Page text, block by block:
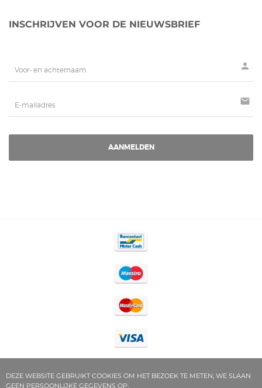
INSCHRIJVEN VOOR DE NIEUWSBRIEF
person
mail
AANMELDEN
DEZE WEBSITE GEBRUIKT COOKIES OM HET BEZOEK TE METEN, WE SLAAN
GEEN PERSOONLIJKE GEGEVENS OP.